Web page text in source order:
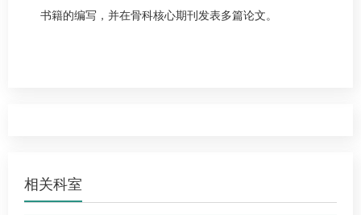
书籍的编写，并在骨科核心期刊发表多篇论文。
相关科室